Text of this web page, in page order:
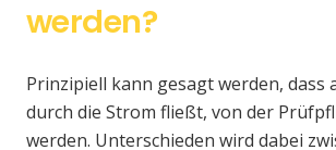
werden?
Prinzipiell kann gesagt werden, dass
durch die Strom fließt, von der
werden. Unterschieden wird dabei